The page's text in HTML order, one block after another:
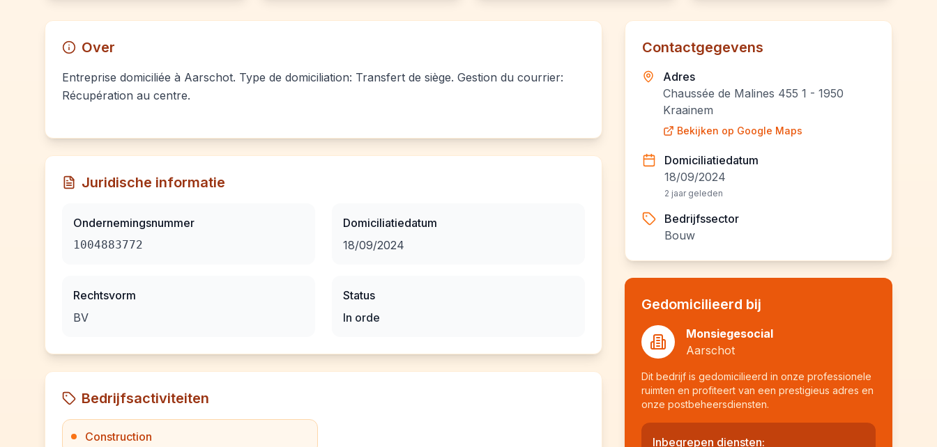
Over
Entreprise domiciliée à Aarschot. Type de domiciliation: Transfert de siège. Gestion du courrier:
Récupération au centre.
Juridische informatie
Ondernemingsnummer
1004883772
Rechtsvorm
BV
Domiciliatiedatum
18/09/2024
Status
In orde
Bedrijfsactiviteiten
Construction
Contactgegevens
Adres
Chaussée de Malines 455 1 - 1950
Kraainem
Bekijken op Google Maps
Domiciliatiedatum
18/09/2024
2 jaar geleden
Bedrijfssector
Bouw
Gedomicilieerd bij
Monsiegesocial
Aarschot
Dit bedrijf is gedomicilieerd in onze professionele
ruimten en profiteert van een prestigieus adres en
onze postbeheersdiensten.
Inbegrepen diensten: